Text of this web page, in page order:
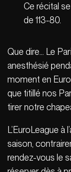
Ce récital
de 113-80.
Que dire… Le
anesthésié
moment en
que titillé nos
tirer notre
L’EuroLeague à
saison,
rendez-vous le